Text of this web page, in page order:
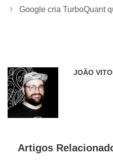
Google cria TurboQuant
JOÃO
Artigos